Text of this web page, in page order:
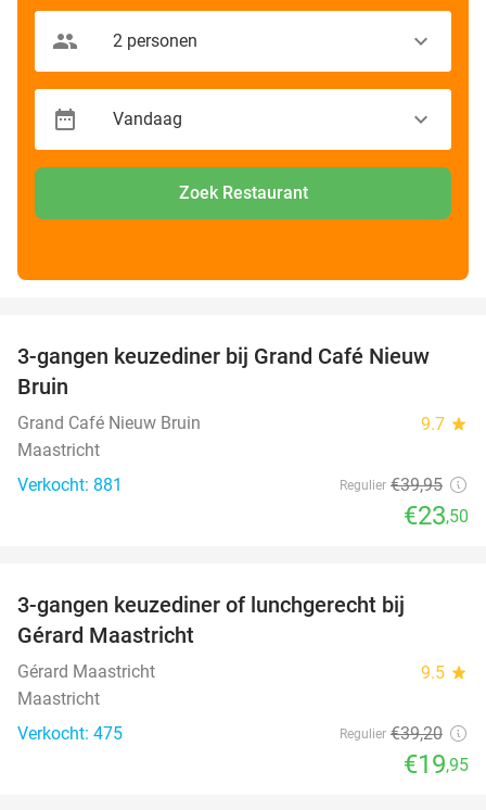
Zoek Restaurant
41%
3-gangen keuzediner bij Grand Café Nieuw
Bruin
Grand Café Nieuw Bruin 9.7 star
Maastricht
Verkocht: 881
Regulier €39,95
€23,50
3-gangen keuzediner of lunchgerecht bij
Gérard Maastricht
Gérard Maastricht 9.5 star
Maastricht
Verkocht: 475
Regulier €39,20
€19,95